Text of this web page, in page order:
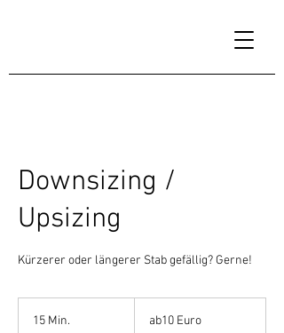
Downsizing /
Upsizing
Kürzerer oder längerer Stab gefällig? Gerne!
15 Min. ab10 Euro